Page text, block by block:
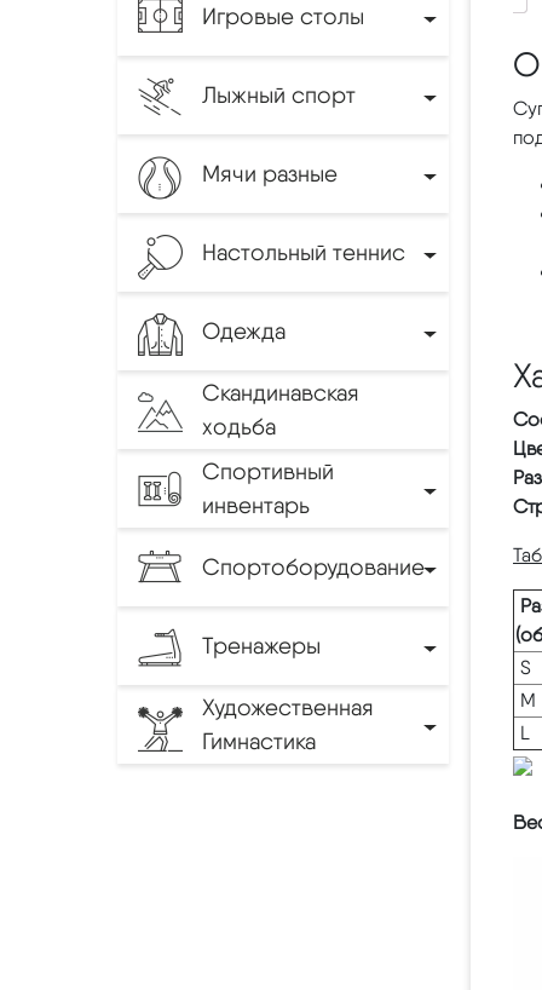
Игровые столы
Лыжный спорт
Мячи разные
Настольный теннис
Одежда
Скандинавская
ходьба
Спортивный
инвентарь
Спортоборудование
Тренажеры
Художественная
Гимнастика
S
M
L